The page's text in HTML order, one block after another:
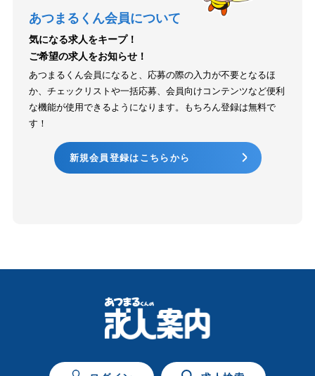
あつまるくん会員について
気になる求人をキープ！
ご希望の求人をお知らせ！
あつまるくん会員になると、応募の際の入力が不要となるほ
か、チェックリストや一括応募、会員向けコンテンツなど便利
な機能が使用できるようになります。もちろん登録は無料で
す！
新規会員登録はこちらから